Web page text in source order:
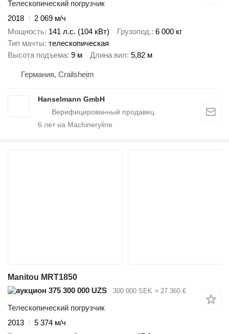
Телескопический погрузчик
2018
2 069 м/ч
Мощность 141 л.с. (104 кВт) Грузопод. 6 000 кг
Тип мачты телескопическая
Высота подъема 9 м Длина вил 5,82 м
Германия, Crailsheim
Hanselmann GmbH
6 лет на Machineryline
Manitou MRT1850
375 300 000 UZS
300 000 SEK ≈ 27 360 €
Телескопический погрузчик
2013
5 374 м/ч